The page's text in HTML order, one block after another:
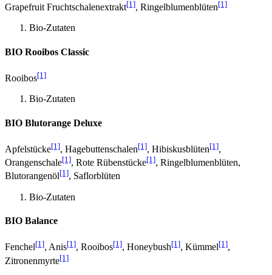
Grapefruit Fruchtschalenextrakt[1], Ringelblumenblüten[1]
Bio-Zutaten
BIO Rooibos Classic
Rooibos[1]
Bio-Zutaten
BIO Blutorange Deluxe
Apfelstücke[1], Hagebuttenschalen[1], Hibiskusblüten[1],
Orangenschale[1], Rote Rübenstücke[1], Ringelblumenblüten,
Blutorangenöl[1], Saflorblüten
Bio-Zutaten
BIO Balance
Fenchel[1], Anis[1], Rooibos[1], Honeybush[1], Kümmel[1],
Zitronenmyrte[1]